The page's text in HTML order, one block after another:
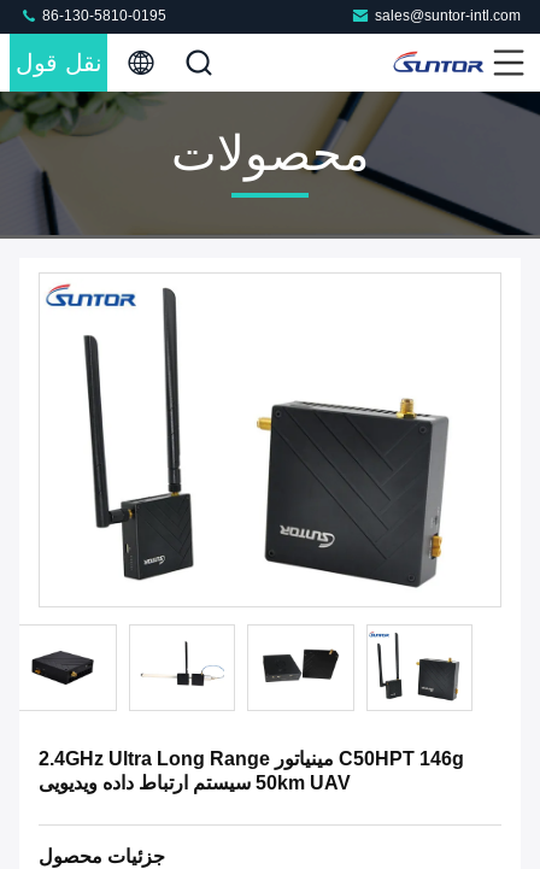
sales@suntor-intl.com
86-130-5810-0195
نقل قول
محصولات
C50HPT 146g مینیاتور 2.4GHz Ultra Long Range
50km UAV سیستم ارتباط داده ویدیویی
جزئیات محصول